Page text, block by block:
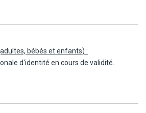
accessible aux personnes à mobilité
les personnes à mobilité réduite en
ne sont pas autorisés au sein de
à régler sur place (dès 13 ans :
de modifications par les autorités
bébés et enfants) :
d'identité en cours de validité.
des frontières propres à
aux voyageurs" du site Belgium